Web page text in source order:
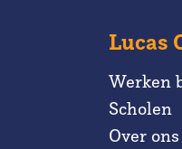
Lucas
Werken
Scholen
Over ons